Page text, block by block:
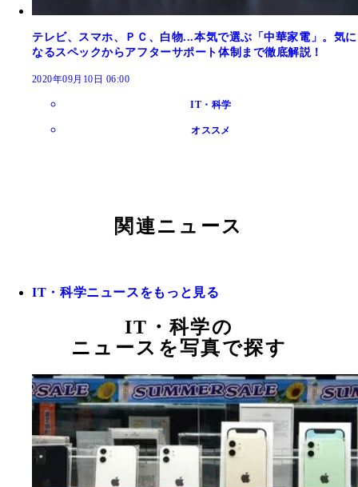
テレビ、スマホ、ＰＣ、白物...本気で選ぶ「中華家電」。気に
なるスペックからアフターサポート体制まで徹底解説！
2020年09月10日 06:00
IT・科学
オススメ
関連ニュース
IT・科学ニュースをもっと見る
IT・科学の
ニュースを写真で探す